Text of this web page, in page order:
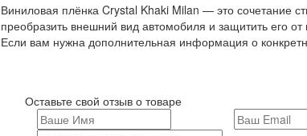
Виниловая плёнка Crystal Khaki Milan — это сочетание
преобразить внешний вид автомобиля и защитить его от
Если вам нужна дополнительная информация о
Оставьте свой отзыв о товаре